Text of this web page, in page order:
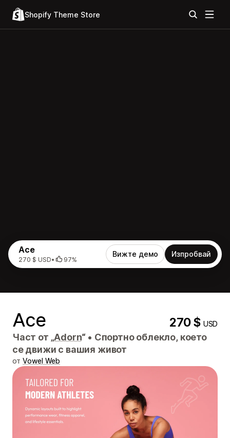
Shopify Theme Store
Ace
270 $ USD• 97%
Вижте демо Изпробвай
Ace 270 $USD
Част от „Adorn“ • Спортно облекло, което
се движи с вашия живот
от Vowel Web